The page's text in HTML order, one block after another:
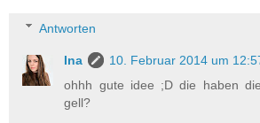
Antworten
Ina
10. Februar 2014 um
ohhh gute idee ;D die haben
gell?